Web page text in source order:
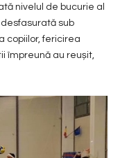
nivelul de bucurie al
sub
copiilor, fericirea
împreună au reușit,